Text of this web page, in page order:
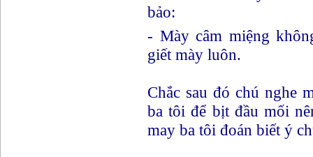
bảo:
- Mày câm miệng
giết mày luôn.
Chắc sau đó chú nghe
ba tôi để bịt đầu mối
may ba tôi đoán biết ý